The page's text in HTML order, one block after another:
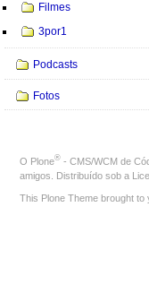
Filmes
3por1
Podcasts
Fotos
O Plone® - CMS/WCM de
amigos. Distribuído sob a
This Plone Theme brought to